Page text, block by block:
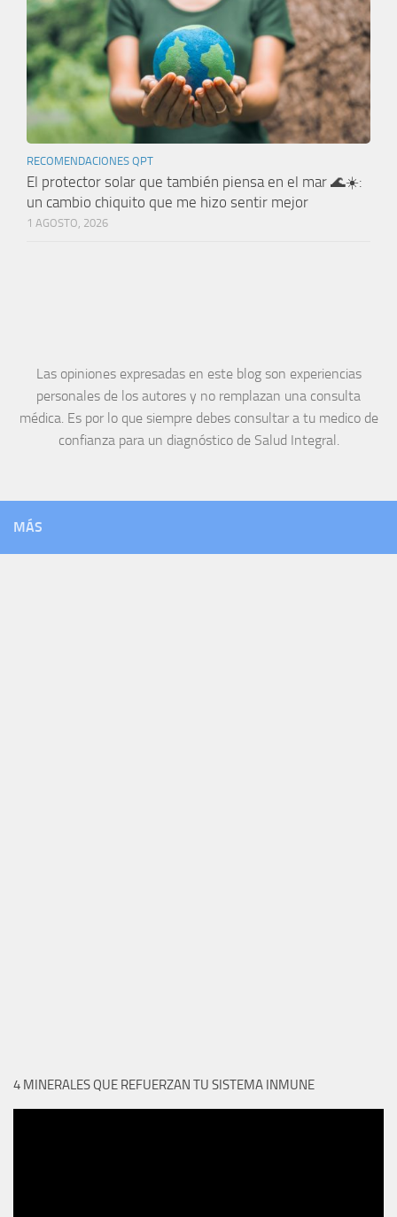
RECOMENDACIONES QPT
El protector solar que también piensa en el mar 🌊☀️:
un cambio chiquito que me hizo sentir mejor
1 AGOSTO, 2026
Las opiniones expresadas en este blog son experiencias
personales de los autores y no remplazan una consulta
médica. Es por lo que siempre debes consultar a tu medico de
confianza para un diagnóstico de Salud Integral.
MÁS
4 MINERALES QUE REFUERZAN TU SISTEMA INMUNE